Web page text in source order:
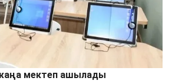
мектеп ашылады